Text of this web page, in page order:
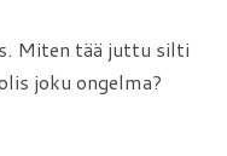
Miten tää juttu silti
joku ongelma?